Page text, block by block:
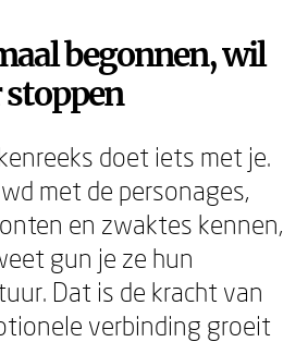
begonnen, wil
stoppen
doet iets met je.
met de personages,
en zwaktes kennen,
gun je ze hun
Dat is de kracht van
verbinding groeit